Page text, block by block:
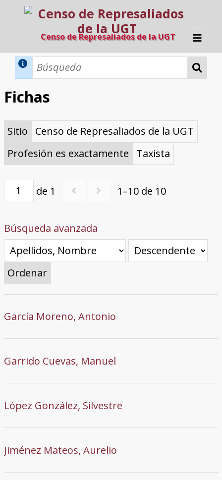
Censo de Represaliados de la UGT
Inicio
Directorio A-Z
Provincias de nacimiento
Profesión
Cárceles
Condenados a muerte
Condenados a muerte (con busca
dinámica)
Ejecutados
El proyecto
Razones y objetivos
El equipo
Colaboradores
Fuentes documentales
Fichas
Sitio
Censo de Represaliados de la UGT
Profesión es exactamente
Taxista
de 1 1–10 de 10
Búsqueda avanzada
Ordenar
García Moreno, Antonio
Garrido Cuevas, Manuel
López González, Silvestre
Jiménez Mateos, Aurelio